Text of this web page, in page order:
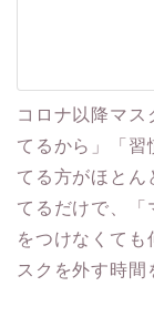
コロナ以降マ
てるから」「習
てる方がほとん
てるだけで、「
をつけなくても
スクを外す時間